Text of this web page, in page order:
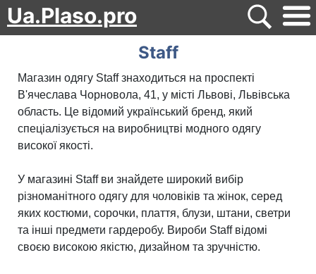
Ua.Plaso.pro
Staff
Магазин одягу Staff знаходиться на проспекті
В'ячеслава Чорновола, 41, у місті Львові, Львівська
область. Це відомий український бренд, який
спеціалізується на виробництві модного одягу
високої якості.
У магазині Staff ви знайдете широкий вибір
різноманітного одягу для чоловіків та жінок, серед
яких костюми, сорочки, плаття, блузи, штани, светри
та інші предмети гардеробу. Вироби Staff відомі
своєю високою якістю, дизайном та зручністю.